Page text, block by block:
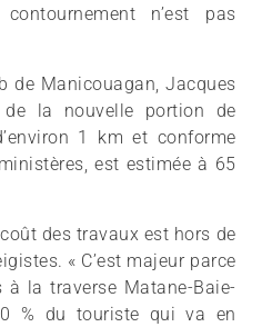
n’est pas
de Manicouagan, Jacques
de la nouvelle portion de
1 km et conforme
est estimée à 65
des travaux est hors de
« C’est majeur parce
à la traverse Matane-Baie-
% du touriste qui va en